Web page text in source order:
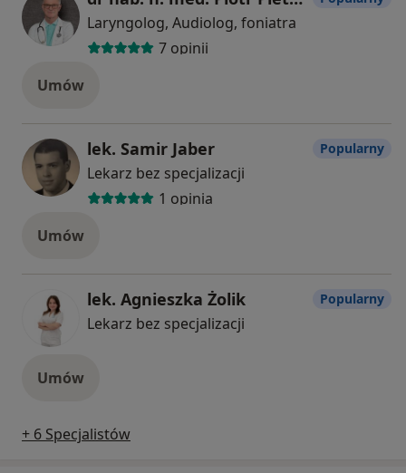
Laryngolog, Audiolog, foniatra
7 opinii
Umów
lek. Samir Jaber
Lekarz bez specjalizacji
1 opinia
Popularny
Umów
lek. Agnieszka Żolik
Lekarz bez specjalizacji
Popularny
Umów
+ 6 Specjalistów